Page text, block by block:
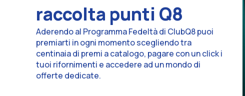
raccolta punti Q8
Aderendo al Programma Fedeltà di ClubQ8 puoi
premiarti in ogni momento scegliendo tra
centinaia di premi a catalogo, pagare con un click i
tuoi rifornimenti e accedere ad un mondo di
offerte dedicate.